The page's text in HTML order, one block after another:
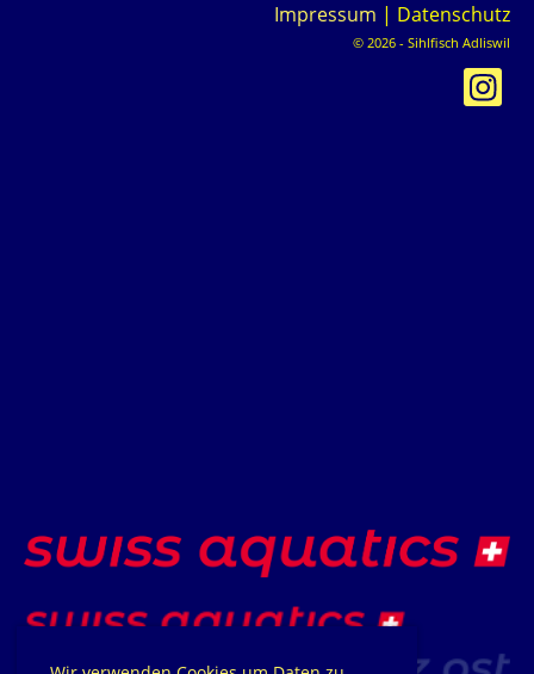
Impressum | Datenschutz
© 2026 - Sihlfisch Adliswil